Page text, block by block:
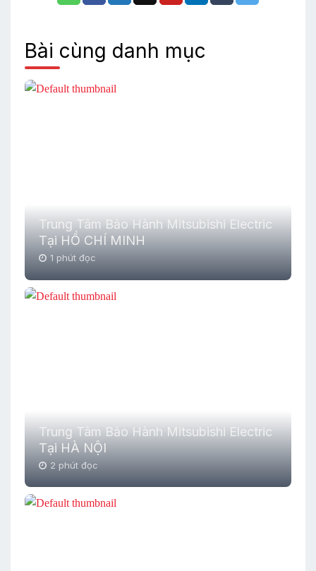
Bài cùng danh mục
Trung Tâm Bảo Hành Mitsubishi Electric
Tại HỒ CHÍ MINH
1 phút đọc
Trung Tâm Bảo Hành Mitsubishi Electric
Tại HÀ NỘI
2 phút đọc